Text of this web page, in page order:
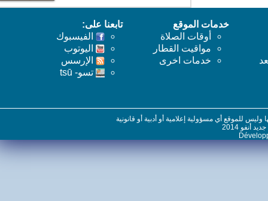
خدمات الموقع
أوقات الصلاة
مواقيت القطار
خدمات اخرى
تابعنا على:
الفيسبوك
اليوتوب
اﻹرسس
تسو- tsū
للموقع أي مسؤولية إعلامية أو أدبية أو قانونية
2014